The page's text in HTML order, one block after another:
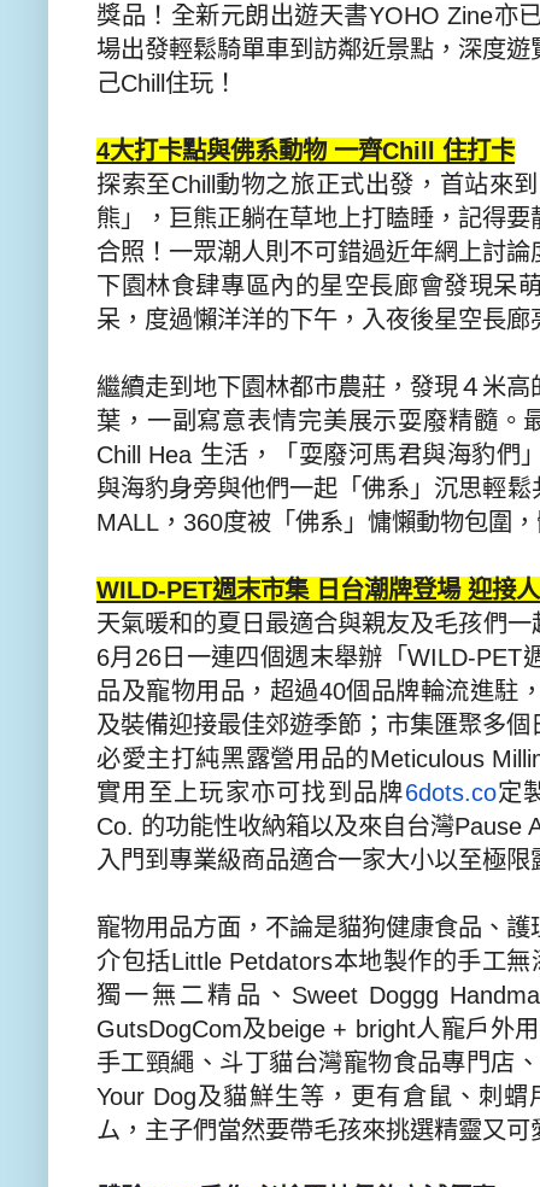
獎品！ 全新元朗出遊天書YOHO Zine亦
場出發輕鬆騎單車到訪鄰近景點，深度
己Chill 住玩！
4大打卡點與佛系動物 一齊Chill 住打卡
探索至Chill 動物之旅正式出發，首站來
熊」，巨熊正躺在草地上打瞌睡， 記得要
合照！ 一眾潮人則不可錯過近年網上討
下園林食肆專區內的星空長廊會發現呆
呆，度過懶洋洋的下午， 入夜後星空長
繼續走到地下園林都市農莊，發現４米高
葉，一副寫意表情完美展示耍廢精髓。
Chill Hea 生活，「耍廢河馬君與海豹們
與海豹身旁與他們一起「佛系」 沉思輕鬆
MALL ， 360度被「佛系」慵懶動物包圍
WILD-PET週末市集 日台潮牌登場 迎接
天氣暖和的夏日最適合與親友及毛孩們一
6月 26日一連四個週末舉辦「WILD-PET
品及寵物用品，超過40個品牌輪流進駐
及裝備迎接最佳郊遊季節； 市集匯聚多個
必愛主打純黑露營用品的Meticulous
實用至上玩家亦可找到品牌6dots.co定
Co. 的功能性收納箱以及來自台灣Pause
入門到專業級商品適合一家大小以至極限
寵物用品方面，不論是貓狗健康食品、 護
介包括Little Petdators本地製作的手工
獨一無二精品、 Sweet Doggg
GutsDogCom及 beige + bright人寵戶外
手工頸繩、斗丁貓台灣寵物食品專門店
Your Dog及貓鮮生等，更有倉鼠、刺蝟
ム，主子們當然要帶毛孩來挑選精靈又可